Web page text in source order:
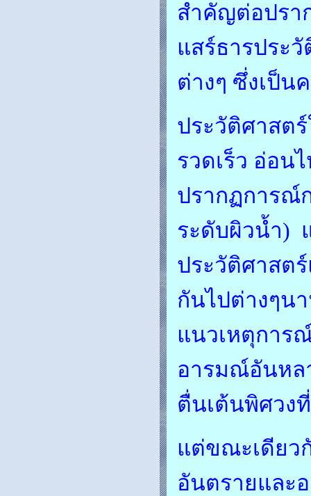
สำคัญต่อปรา
แสร์ธารประ
ต่างๆ ซึ่งเป็น
ประวัติศาสต
รวดเร็ว อ่อ
ปรากฏการณ์
ระดับผิวน้ำ)
ประวัติศาสต
กันไปต่างๆน
แนวเหตุการ
อารมณ์อันหล
ตื่นเต้นพิศวง
แต่ขณะเดียว
อันตรายและ